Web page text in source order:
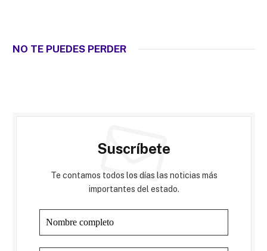
NO TE PUEDES PERDER
Suscríbete
Te contamos todos los días las noticias más
importantes del estado.